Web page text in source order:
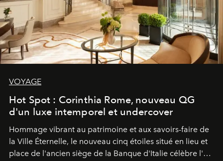
VOYAGE
Hot Spot : Corinthia Rome, nouveau QG
d'un luxe intemporel et undercover
Hommage vibrant au patrimoine et aux savoirs-faire de
la Ville Éternelle, le nouveau cinq étoiles situé en lieu et
place de l'ancien siège de la Banque d'Italie célèbre l'art